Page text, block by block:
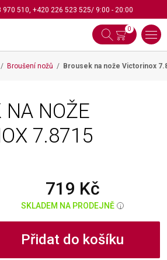
970 510, +420 226 523 525/ 9:00 - 20:00
0
Broušení nožů Brousek na nože Victorinox
NA NOŽE
7.8715
719 Kč
SKLADEM NA PRODEJNĚ i
Přidat do košíku